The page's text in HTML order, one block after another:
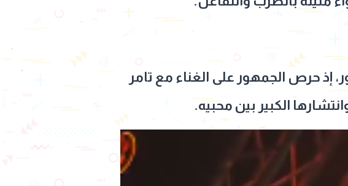
إذ حرص الجمهور على الغناء مع تامر
الكبير بين محبيه.